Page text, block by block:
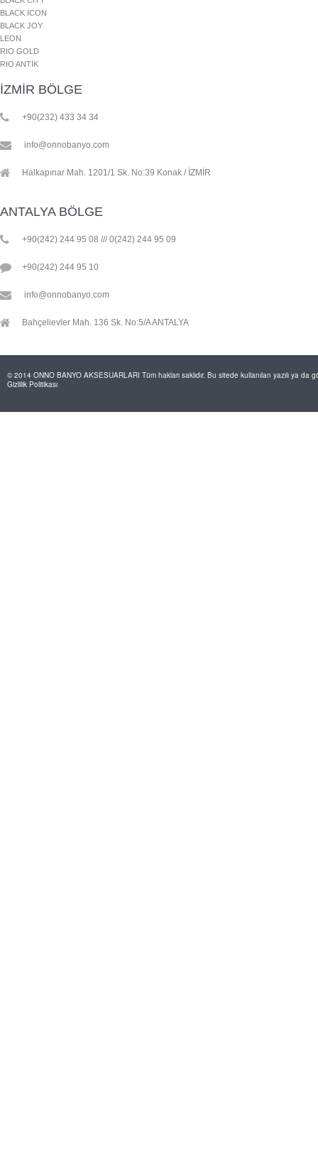
BLACK ICON
BLACK JOY
LEON
RIO GOLD
RIO ANTİK
İZMİR BÖLGE
+90(232) 433 34 34
info@onnobanyo.com
Halkapınar Mah. 1201/1 Sk. No:39 Konak / İZMİR
ANTALYA BÖLGE
+90(242) 244 95 08 /// 0(242) 244 95 09
+90(242) 244 95 10
info@onnobanyo.com
Bahçelievler Mah. 136 Sk. No:5/A ANTALYA
© 2014 ONNO BANYO AKSESUARLARI Tüm hakları saklıdır. Bu sitede kullanılan yazılı ya da
Gizlilik Politikası